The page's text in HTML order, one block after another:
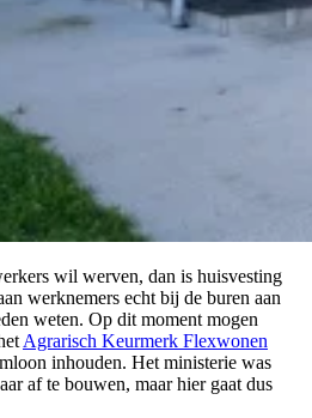
wil werven, dan is huisvesting
werknemers echt bij de buren aan
weten. Op dit moment mogen
Agrarisch Keurmerk Flexwonen
inhouden. Het ministerie was
af te bouwen, maar hier gaat dus